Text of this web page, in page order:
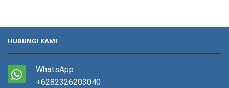
HUBUNGI KAMI
WhatsApp
+6282326203040